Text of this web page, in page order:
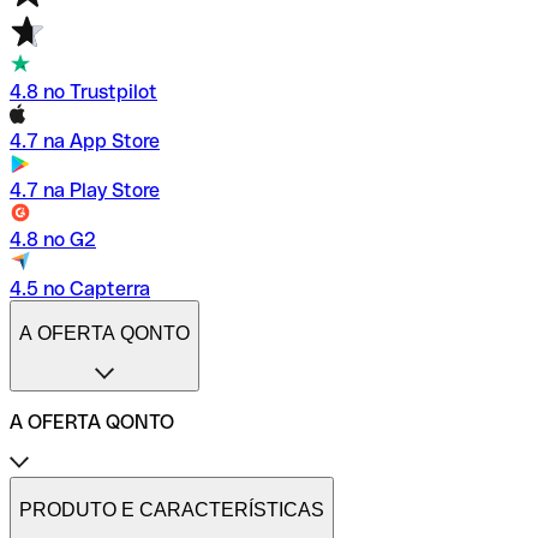
4.8 no Trustpilot
4.7 na App Store
4.7 na Play Store
4.8 no G2
4.5 no Capterra
A OFERTA QONTO
A OFERTA QONTO
Tarifas
Conta profissional online
PRODUTO E CARACTERÍSTICAS